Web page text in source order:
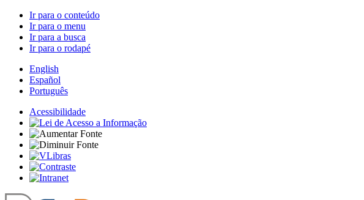
Ir para o conteúdo
Ir para o menu
Ir para a busca
Ir para o rodapé
English
Español
Português
Acessibilidade